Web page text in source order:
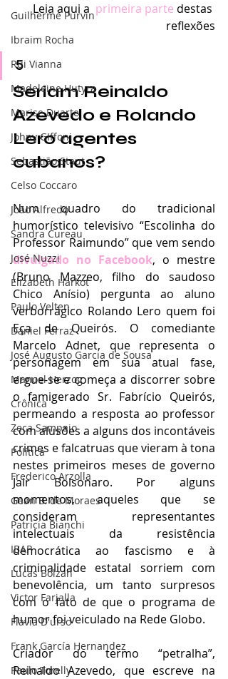
Guilherme Purvin
Ibraim Rocha
Rui Vianna
Madeleine Hutyra
Marise Duarte
Johny GIffoni
Sebastião Staut
Celso Coccaro
João Alfredo
Sandra Cureau
José Nuzzi
Elizabeth Harkot
Paulo Velten
Daniel Ferraz
José Augusto Garcia de Sousa
Manoel Herzog
Crônica
Zeca Sampaio
Política
Frederico Arzolla
Gean B. de Moraes
Patrícia Bianchi
IBAP
Lucas Bolzan
Victor Farjalla
Flavia D'urso
Frank García Hernandez
Paulo Torelly
Leia aqui a primeira parte destas
reflexões
5
Seriam Reinaldo
Azevedo e Rolando
Lero agentes
cubanos?
Num quadro do tradicional
humorístico televisivo “Escolinha do
divulgado no Facebook, o mestre
(Bruno Mazzeo, filho do saudoso
Chico Anísio) pergunta ao aluno
verborrágico Rolando Lero quem foi
Eça de Queirós. O comediante
Marcelo Adnet, que representa o
personagem em sua atual fase,
ergue-se e começa a discorrer sobre
o famigerado Sr. Fabrício Queirós,
permeando a resposta ao professor
com alusões a alguns dos incontáveis
crimes e falcatruas que vieram à tona
nestes primeiros meses de governo
Jair Bolsonaro. Por alguns
momentos, aqueles que se
consideram representantes
intelectuais da resistência
democrática ao fascismo e à
criminalidade estatal sorriem com
benevolência, um tanto surpresos
com o fato de que o programa de
humor foi veiculado na Rede Globo.
Criador do termo “petralha”,
Reinaldo Azevedo, que escreve na